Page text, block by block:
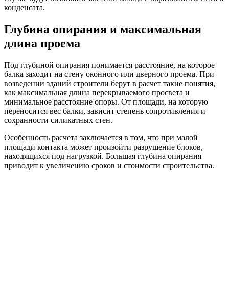
конденсата.
Глубина опирания и максимальная
длина проема
Под глубиной опирания понимается расстояние, на которое
балка заходит на стену оконного или дверного проема. При
возведении зданий строители берут в расчет такие понятия,
как максимальная длина перекрываемого просвета и
минимальное расстояние опоры. От площади, на которую
переносится вес балки, зависит степень сопротивления и
сохранности силикатных стен.
Особенность расчета заключается в том, что при малой
площади контакта может произойти разрушение блоков,
находящихся под нагрузкой. Большая глубина опирания
приводит к увеличению сроков и стоимости строительства.